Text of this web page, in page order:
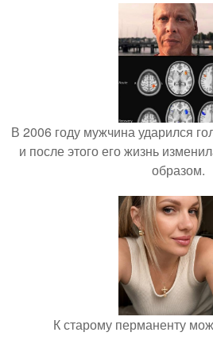
В 2006 году мужчина ударился
и после этого его жизнь
образом.
К старому перманенту